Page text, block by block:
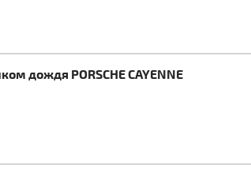
дождя PORSCHE CAYENNE